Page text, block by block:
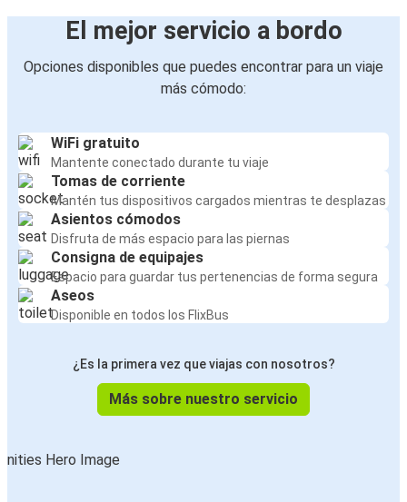
El mejor servicio a bordo
Opciones disponibles que puedes encontrar para un viaje
más cómodo:
WiFi gratuito
Mantente conectado durante tu viaje
Tomas de corriente
Mantén tus dispositivos cargados mientras te desplazas
Asientos cómodos
Disfruta de más espacio para las piernas
Consigna de equipajes
Espacio para guardar tus pertenencias de forma segura
Aseos
Disponible en todos los FlixBus
¿Es la primera vez que viajas con nosotros?
Más sobre nuestro servicio